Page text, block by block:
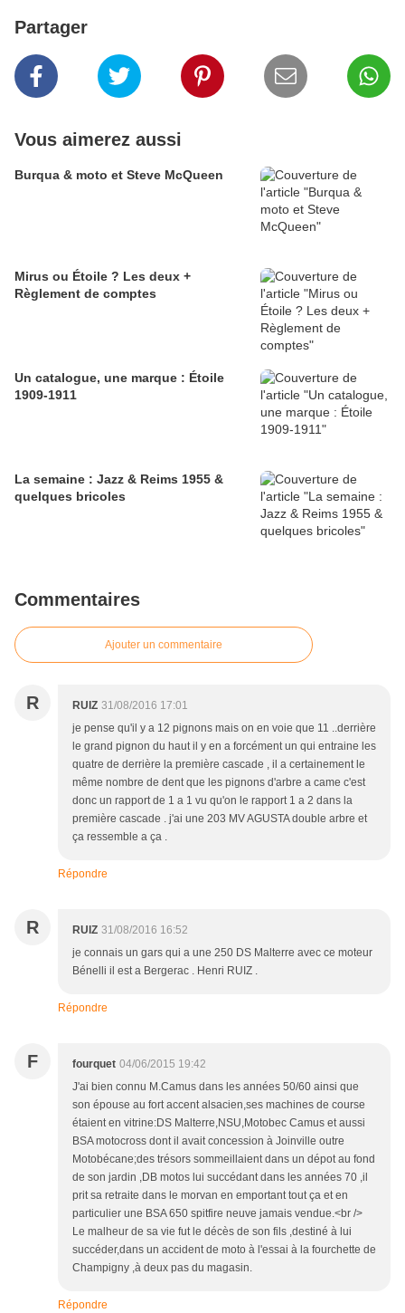
Partager
Vous aimerez aussi
Burqua & moto et Steve McQueen
Mirus ou Étoile ? Les deux +
Règlement de comptes
Un catalogue, une marque : Étoile
1909-1911
La semaine : Jazz & Reims 1955 &
quelques bricoles
Commentaires
Ajouter un commentaire
R RUIZ 31/08/2016 17:01
je pense qu'il y a 12 pignons mais on en voie que 11 ..derrière
le grand pignon du haut il y en a forcément un qui entraine les
quatre de derrière la première cascade , il a certainement le
même nombre de dent que les pignons d'arbre a came c'est
donc un rapport de 1 a 1 vu qu'on le rapport 1 a 2 dans la
première cascade . j'ai une 203 MV AGUSTA double arbre et
ça ressemble a ça .
Répondre
R RUIZ 31/08/2016 16:52
je connais un gars qui a une 250 DS Malterre avec ce moteur
Bénelli il est a Bergerac . Henri RUIZ .
Répondre
F fourquet 04/06/2015 19:42
J'ai bien connu M.Camus dans les années 50/60 ainsi que
son épouse au fort accent alsacien,ses machines de course
étaient en vitrine:DS Malterre,NSU,Motobec Camus et aussi
BSA motocross dont il avait concession à Joinville outre
Motobécane;des trésors sommeillaient dans un dépot au fond
de son jardin ,DB motos lui succédant dans les années 70 ,il
prit sa retraite dans le morvan en emportant tout ça et en
particulier une BSA 650 spitfire neuve jamais vendue.<br />
Le malheur de sa vie fut le décès de son fils ,destiné à lui
succéder,dans un accident de moto à l'essai à la fourchette de
Champigny ,à deux pas du magasin.
Répondre